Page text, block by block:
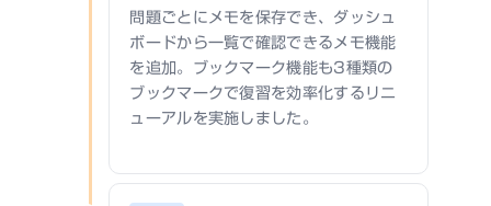
問題ごとにメモを保存でき、ダッシュ
ボードから一覧で確認できるメモ機能
を追加。ブックマーク機能も3種類の
ブックマークで復習を効率化するリニ
ューアルを実施しました。